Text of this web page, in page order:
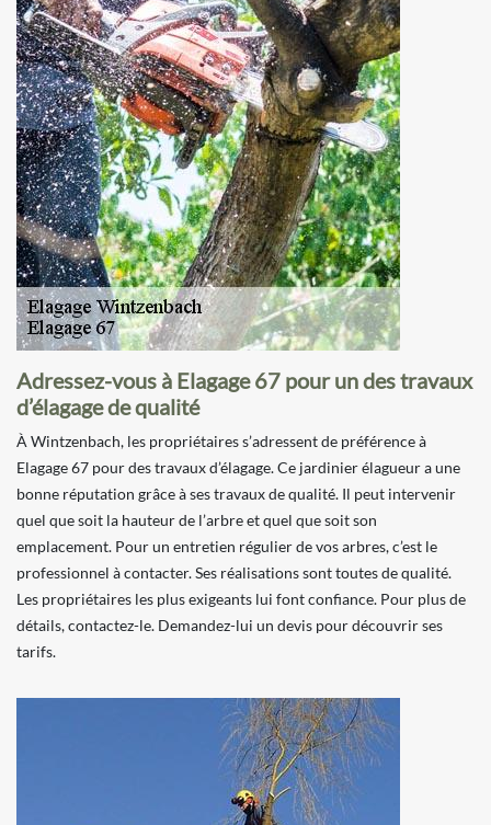
Adressez-vous à Elagage 67 pour un des travaux
d’élagage de qualité
À Wintzenbach, les propriétaires s’adressent de préférence à
Elagage 67 pour des travaux d’élagage. Ce jardinier élagueur a une
bonne réputation grâce à ses travaux de qualité. Il peut intervenir
quel que soit la hauteur de l’arbre et quel que soit son
emplacement. Pour un entretien régulier de vos arbres, c’est le
professionnel à contacter. Ses réalisations sont toutes de qualité.
Les propriétaires les plus exigeants lui font confiance. Pour plus de
détails, contactez-le. Demandez-lui un devis pour découvrir ses
tarifs.